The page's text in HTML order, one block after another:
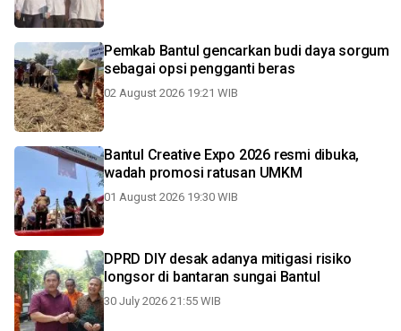
Pemkab Bantul gencarkan budi daya sorgum
sebagai opsi pengganti beras
02 August 2026 19:21 WIB
Bantul Creative Expo 2026 resmi dibuka,
wadah promosi ratusan UMKM
01 August 2026 19:30 WIB
DPRD DIY desak adanya mitigasi risiko
longsor di bantaran sungai Bantul
30 July 2026 21:55 WIB